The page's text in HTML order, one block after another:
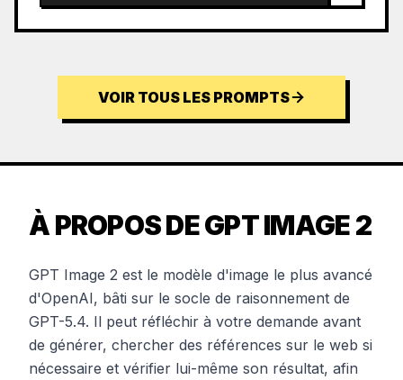
VOIR TOUS LES PROMPTS
À PROPOS DE GPT IMAGE 2
GPT Image 2 est le modèle d'image le plus avancé
d'OpenAI, bâti sur le socle de raisonnement de
GPT-5.4. Il peut réfléchir à votre demande avant
de générer, chercher des références sur le web si
nécessaire et vérifier lui-même son résultat, afin